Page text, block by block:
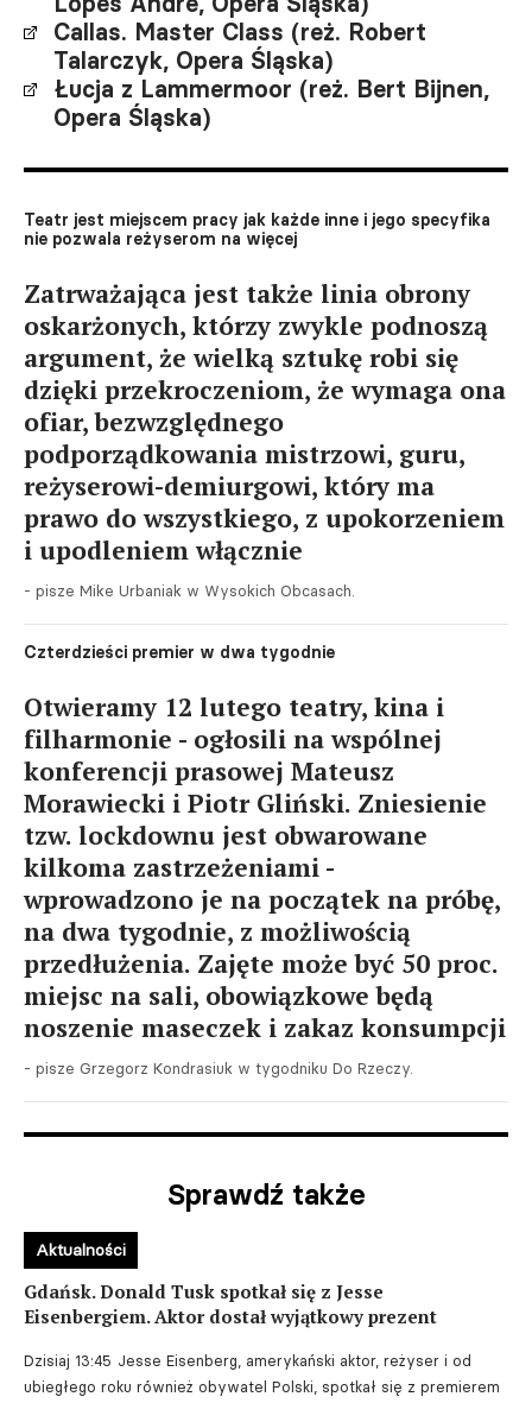
Callas. Master Class (reż. Robert
Talarczyk, Opera Śląska)
Łucja z Lammermoor (reż. Bert Bijnen,
Opera Śląska)
Teatr jest miejscem pracy jak każde inne i jego specyfika
nie pozwala reżyserom na więcej
Zatrważająca jest także linia obrony
oskarżonych, którzy zwykle podnoszą
argument, że wielką sztukę robi się
dzięki przekroczeniom, że wymaga ona
ofiar, bezwzględnego
podporządkowania mistrzowi, guru,
reżyserowi-demiurgowi, który ma
prawo do wszystkiego, z upokorzeniem
i upodleniem włącznie
- pisze Mike Urbaniak w Wysokich Obcasach.
Czterdzieści premier w dwa tygodnie
Otwieramy 12 lutego teatry, kina i
filharmonie - ogłosili na wspólnej
konferencji prasowej Mateusz
Morawiecki i Piotr Gliński. Zniesienie
tzw. lockdownu jest obwarowane
kilkoma zastrzeżeniami -
wprowadzono je na początek na próbę,
na dwa tygodnie, z możliwością
przedłużenia. Zajęte może być 50 proc.
miejsc na sali, obowiązkowe będą
noszenie maseczek i zakaz konsumpcji
- pisze Grzegorz Kondrasiuk w tygodniku Do Rzeczy.
Sprawdź także
Gdańsk. Donald Tusk spotkał się z Jesse
Eisenbergiem. Aktor dostał wyjątkowy prezent
Dzisiaj 13:45 Jesse Eisenberg, amerykański aktor, reżyser i od
ubiegłego roku również obywatel Polski, spotkał się z premierem
Aktualności